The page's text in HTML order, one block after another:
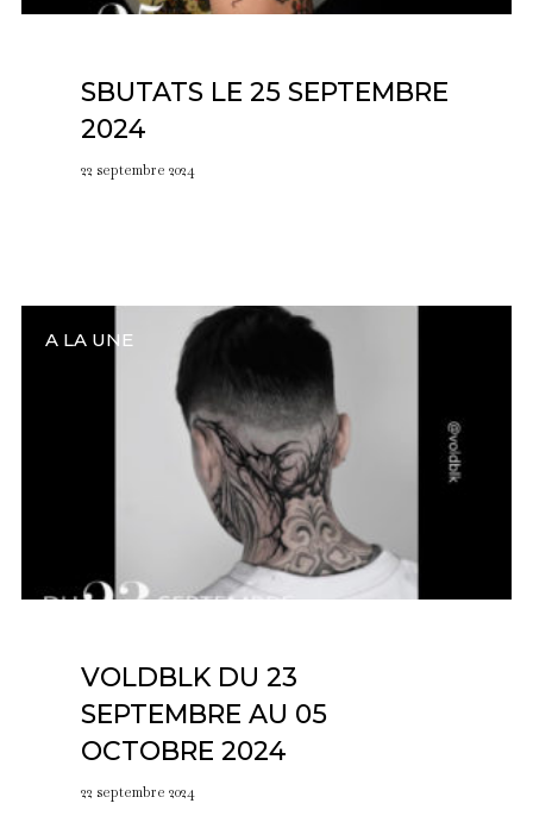
SBUTATS LE 25 SEPTEMBRE
2024
22 septembre 2024
A LA UNE
VOLDBLK DU 23
SEPTEMBRE AU 05
OCTOBRE 2024
22 septembre 2024